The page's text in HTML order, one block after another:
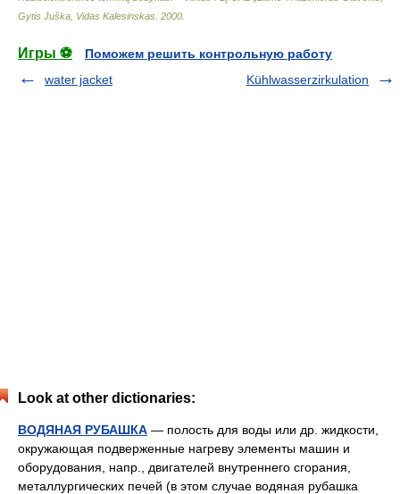
Gytis Juška, Vidas Kalesinskas 2000
Игры ⚽
Поможем решить контрольную работу
water jacket
Kühlwasserzirkulation
Look at other dictionaries:
ВОДЯНАЯ РУБАШКА — полость для воды или др. жидкости,
окружающая подверженные нагреву элементы машин и
оборудования, напр., двигателей внутреннего сгорания,
металлургических печей (в этом случае водяная рубашка